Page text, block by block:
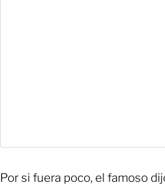
Por si fuera poco, el famoso